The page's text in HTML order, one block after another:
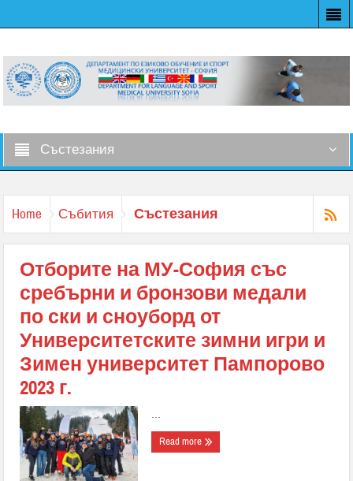
Състезания
Home Събития Състезания
Отборите на МУ-София със
сребърни и бронзови медали
по ски и сноуборд от
Университетските зимни игри и
Зимен университет Пампорово
2023 г.
...
Read more